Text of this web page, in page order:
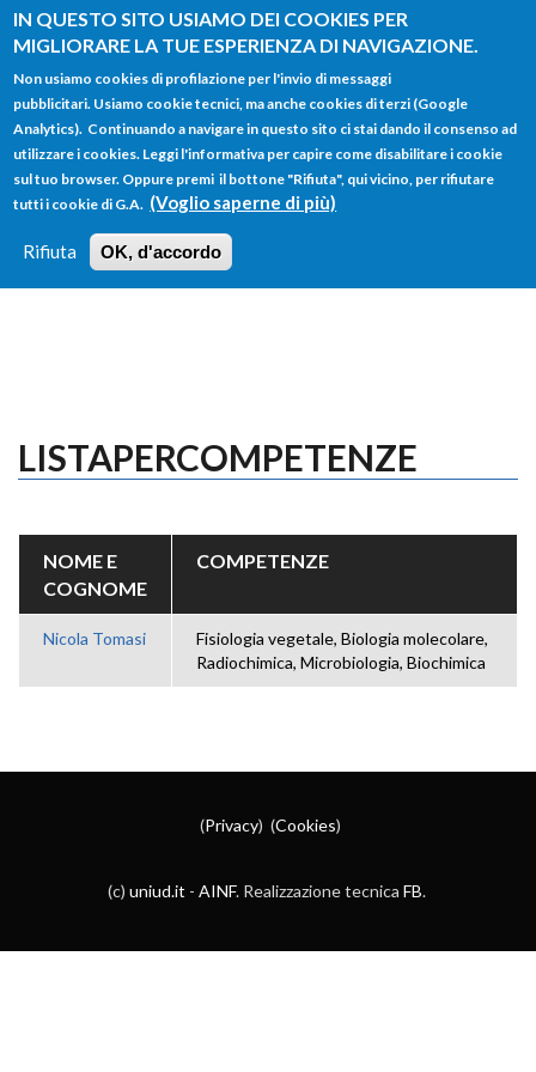
IN QUESTO SITO USIAMO DEI COOKIES PER
MIGLIORARE LA TUE ESPERIENZA DI NAVIGAZIONE.
Non usiamo cookies di profilazione per l'invio di messaggi
pubblicitari. Usiamo cookie tecnici, ma anche cookies di terzi (Google
Analytics). Continuando a navigare in questo sito ci stai dando il consenso ad
utilizzare i cookies. Leggi l'informativa per capire come disabilitare i cookie
sul tuo browser. Oppure premi il bottone "Rifiuta", qui vicino, per rifiutare
tutti i cookie di G.A. (Voglio saperne di più)
Rifiuta OK, d'accordo
Salta al contenuto principale
FORM
DI
RICERCA
Main menu
HOME TUTTI I PROFILI
LOGIN
LISTAPERCOMPETENZE
NOME E
COGNOME
COMPETENZE
Nicola Tomasi
Fisiologia vegetale, Biologia molecolare,
Radiochimica, Microbiologia, Biochimica
(Privacy) (Cookies)
(c) uniud.it - AINF. Realizzazione tecnica FB.